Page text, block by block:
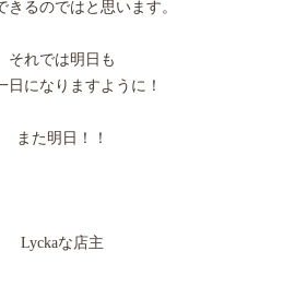
きるのではと思います。
それでは明日も
日になりますように！
また明日！！
Lyckaな店主